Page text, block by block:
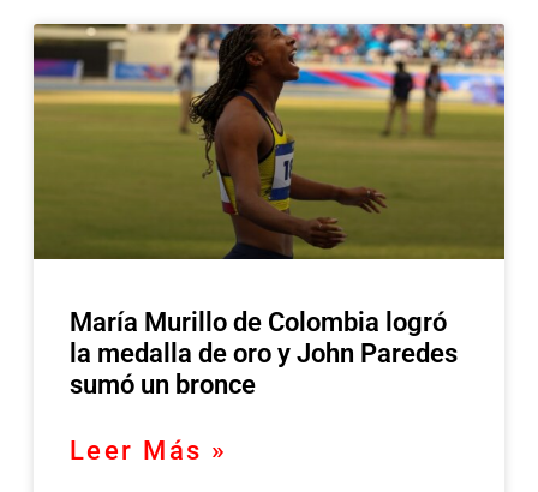
María Murillo de Colombia logró
la medalla de oro y John Paredes
sumó un bronce
Leer Más »